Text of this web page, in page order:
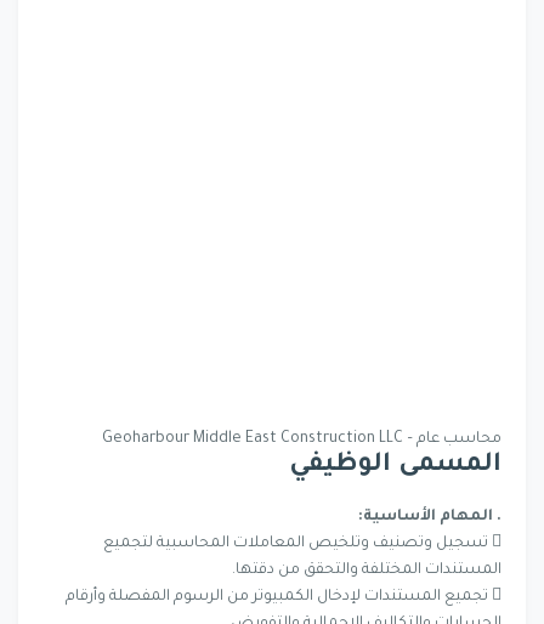
محاسب عام – Geoharbour Middle East Construction LLC
المسمى الوظيفي
. المهام الأساسية:
 تسجيل وتصنيف وتلخيص المعاملات المحاسبية لتجميع
المستندات المختلفة والتحقق من دقتها.
 تجميع المستندات لإدخال الكمبيوتر من الرسوم المفصلة وأرقام